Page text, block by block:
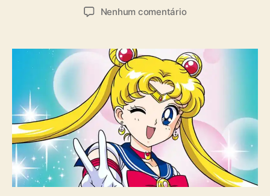
a
r
p
o
s
t
d
e
p
u
b
l
i
c
a
ç
ã
Nenhum comentárioe
r
c
o
f
i
n
a
l
d
S